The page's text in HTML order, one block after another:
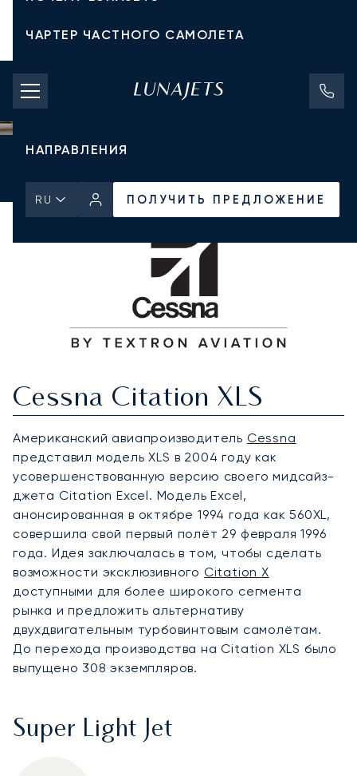
ЧАРТЕР ЧАСТНОГО САМОЛЕТА
СТОИМОСТЬ ЧАРТЕРА
ЧАСТНЫЕ САМОЛЕТЫ
НАПРАВЛЕНИЯ
RU ПОЛУЧИТЬ ПРЕДЛОЖЕНИЕ
Cessna Citation XLS
Американский авиапроизводитель Cessna
представил модель XLS в 2004 году как
усовершенствованную версию своего мидсайз-
джета Citation Excel. Модель Excel,
анонсированная в октябре 1994 года как 560XL,
совершила свой первый полёт 29 февраля 1996
года. Идея заключалась в том, чтобы сделать
возможности эксклюзивного Citation X
доступными для более широкого сегмента
рынка и предложить альтернативу
двухдвигательным турбовинтовым самолётам.
До перехода производства на Citation XLS было
выпущено 308 экземпляров.
Super Light Jet